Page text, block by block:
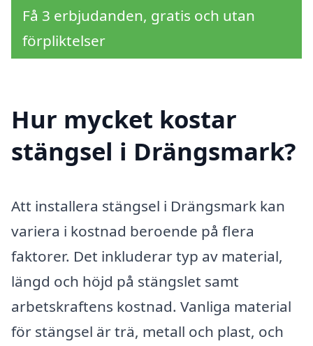
Få 3 erbjudanden, gratis och utan
förpliktelser
Hur mycket kostar
stängsel i Drängsmark?
Att installera stängsel i Drängsmark kan
variera i kostnad beroende på flera
faktorer. Det inkluderar typ av material,
längd och höjd på stängslet samt
arbetskraftens kostnad. Vanliga material
för stängsel är trä, metall och plast, och